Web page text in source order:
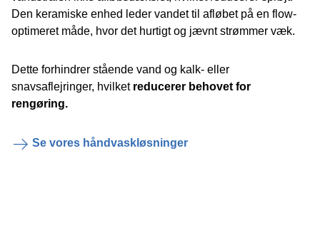
Den keramiske enhed leder vandet til afløbet på en flow-
optimeret måde, hvor det hurtigt og jævnt strømmer væk.
Dette forhindrer stående vand og kalk- eller
snavsaflejringer, hvilket reducerer behovet for
rengøring.
Se vores håndvaskløsninger